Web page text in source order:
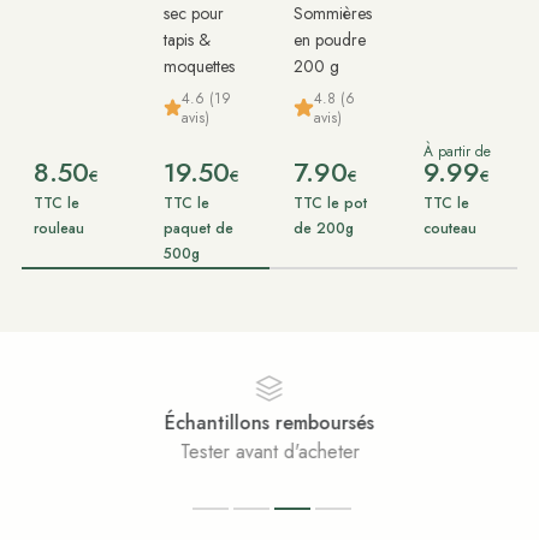
8.50€
TTC le
rouleau
sec pour
tapis &
moquettes
4.6 (19
avis)
19.50€
TTC le
paquet de
500g
Sommières
en poudre
200 g
4.8 (6
avis)
7.90€
TTC le pot
de 200g
À partir de
9.99€
TTC le
couteau